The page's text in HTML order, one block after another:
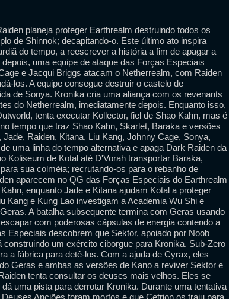
planeja proteger Earthrealm destruindo todos os
de Shinnok; decapitando-o. Este último ato inspira
do tempo, a reescrever a história a fim de apagar a
uma equipe de ataque das Forças Especiais
e Jacqui Briggs atacam o Netherrealm, com Raiden
los. A equipe consegue destruir o castelo de
de Sonya. Kronika cria uma aliança com os revenants
do Netherrealm, imediatamente depois. Enquanto isso,
tenta executar Kollector, fiel de Shao Kahn, mas é
tempo que traz Shao Kahn, Skarlet, Baraka e versões
Raiden, Kitana, Liu Kang, Johnny Cage, Sonya,
uma linha do tempo alternativa e apaga Dark Raiden da
Koliseum de Kotal até D'Vorah transportar Baraka,
sua colméia; recrutando-os para o rebanho de
aparecem no QG das Forças Especiais do Earthrealm
enquanto Jade e Kitana ajudam Kotal a proteger
Kang e Kung Lao investigam a Academia Wu Shi e
A batalha subsequente termina com Geras usando
com poderosas cápsulas de energia contendo a
Especiais descobrem que Sektor, apoiado por Noob
um exército ciborgue para Kronika. Sub-Zero
a fábrica para detê-los. Com a ajuda de Cyrax, eles
Geras e ambas as versões de Kano a reviver Sektor e
tenta consultar os deuses mais velhos. Eles se
uma pista para derrotar Kronika. Durante uma tentativa
Anciões foram mortos e que Cetrion os traiu para